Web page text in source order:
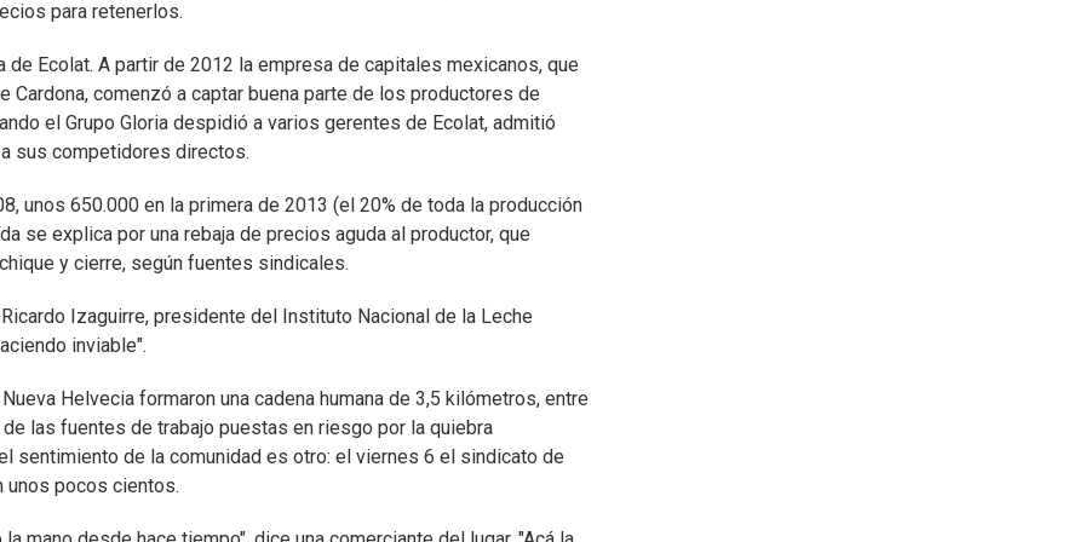
para retenerlos.
Ecolat. A partir de 2012 la empresa de capitales mexicanos, que
comenzó a captar buena parte de los productores de
el Grupo Gloria despidió a varios gerentes de Ecolat, admitió
sus competidores directos.
unos 650.000 en la primera de 2013 (el 20% de toda la producción
se explica por una rebaja de precios aguda al productor, que
y cierre, según fuentes sindicales.
Izaguirre, presidente del Instituto Nacional de la Leche
inviable".
Helvecia formaron una cadena humana de 3,5 kilómetros, entre
las fuentes de trabajo puestas en riesgo por la quiebra
sentimiento de la comunidad es otro: el viernes 6 el sindicato de
unos pocos cientos.